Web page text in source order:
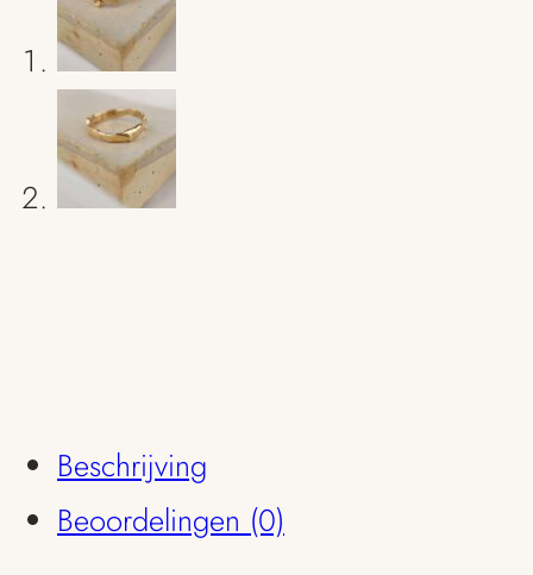
Beschrijving
Beoordelingen (0)